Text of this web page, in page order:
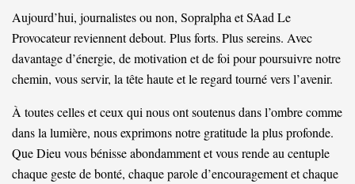
Aujourd’hui, journalistes ou non, Sopralpha et SAad Le
Provocateur reviennent debout. Plus forts. Plus sereins. Avec
davantage d’énergie, de motivation et de foi pour poursuivre notre
chemin, vous servir, la tête haute et le regard tourné vers l’avenir.
À toutes celles et ceux qui nous ont soutenus dans l’ombre comme
dans la lumière, nous exprimons notre gratitude la plus profonde.
Que Dieu vous bénisse abondamment et vous rende au centuple
chaque geste de bonté, chaque parole d’encouragement et chaque